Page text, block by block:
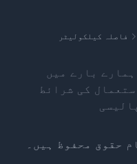
فاصلہ کیلکولیٹر
ہمارے بارے میں
کی شرائط